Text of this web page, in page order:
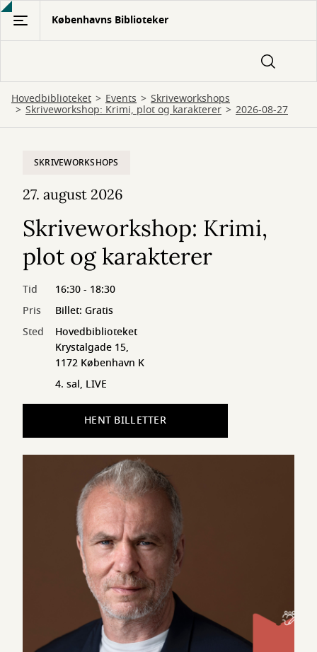
Gå
hovedindhold
Københavns Biblioteker
Hovedbiblioteket Events Skriveworkshops
Skriveworkshop: Krimi, plot og karakterer 2026-08-27
SKRIVEWORKSHOPS
27. august 2026
Skriveworkshop: Krimi,
plot og karakterer
Tid
16:30 - 18:30
Pris
Billet: Gratis
Sted
Hovedbiblioteket
Krystalgade 15,
1172 København K
4. sal, LIVE
HENT BILLETTER